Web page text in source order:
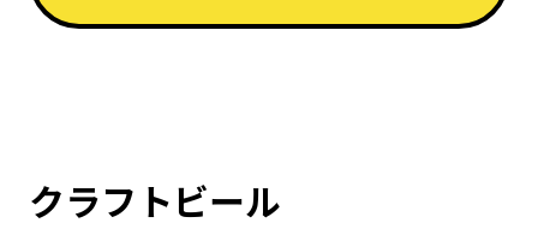
クラフトビール